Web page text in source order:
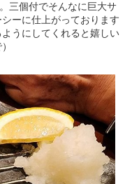
三個付でそんなに巨大サ
ーに仕上がっております
うにしてくれると嬉しい